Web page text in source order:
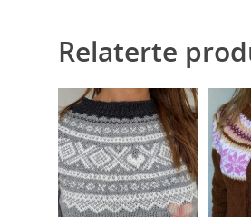
Relaterte